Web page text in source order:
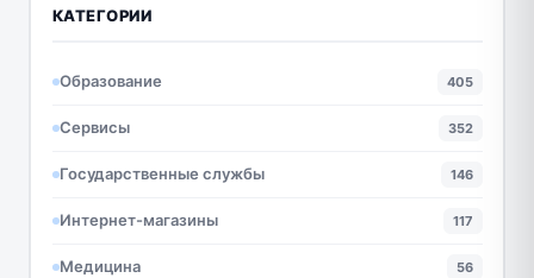
КАТЕГОРИИ
Образование 405
Сервисы 352
Государственные службы 146
Интернет-магазины 117
Медицина 56